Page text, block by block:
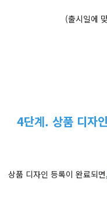
(출시일에
4단계. 상품 디자
상품 디자인 등록이 완료되면,